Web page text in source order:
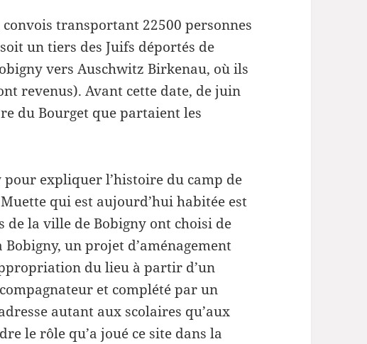
transportant 22500 personnes
un tiers des Juifs déportés de
vers Auschwitz Birkenau, où ils
revenus). Avant cette date, de juin
du Bourget que partaient les
pour expliquer l’histoire du camp de
qui est aujourd’hui habitée est
de la ville de Bobigny ont choisi de
un projet d’aménagement
du lieu à partir d’un
et complété par un
autant aux scolaires qu’aux
le rôle qu’a joué ce site dans la